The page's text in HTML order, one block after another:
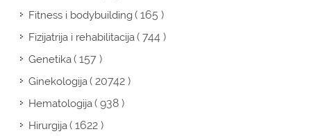
Fitness i bodybuilding( 165 )
Fizijatrija i rehabilitacija( 744 )
Genetika( 157 )
Ginekologija( 20742 )
Hematologija( 938 )
Hirurgija( 1622 )